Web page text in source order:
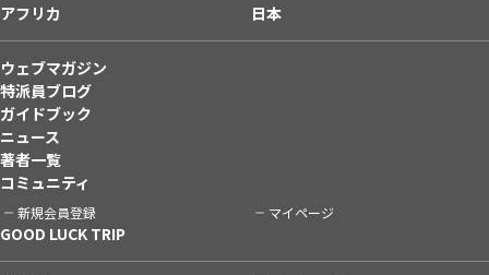
アフリカ
日本
ウェブマガジン
特派員ブログ
ガイドブック
ニュース
著者一覧
コミュニティ
新規会員登録 マイページ
GOOD LUCK TRIP